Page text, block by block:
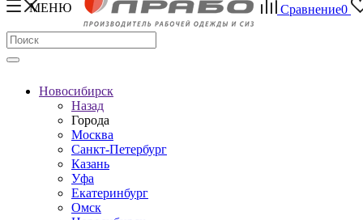
МЕНЮ Сравнение0
Новосибирск
Назад
Города
Москва
Санкт-Петербург
Казань
Уфа
Екатеринбург
Омск